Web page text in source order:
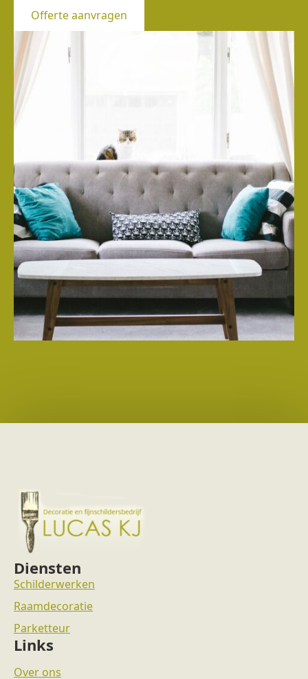
Offerte aanvragen
Diensten
Schilderwerken
Raamdecoratie
Parketteur
Links
Over ons